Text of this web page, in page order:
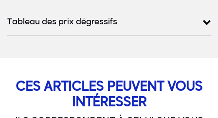
Tableau des prix dégressifs
CES ARTICLES PEUVENT VOUS
INTÉRESSER